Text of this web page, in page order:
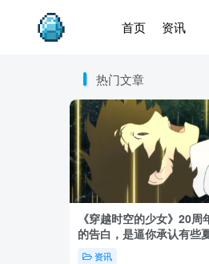
首页 资讯
热门文章
《穿越时空的少女》20
的告白，是逼你承认有些
资讯